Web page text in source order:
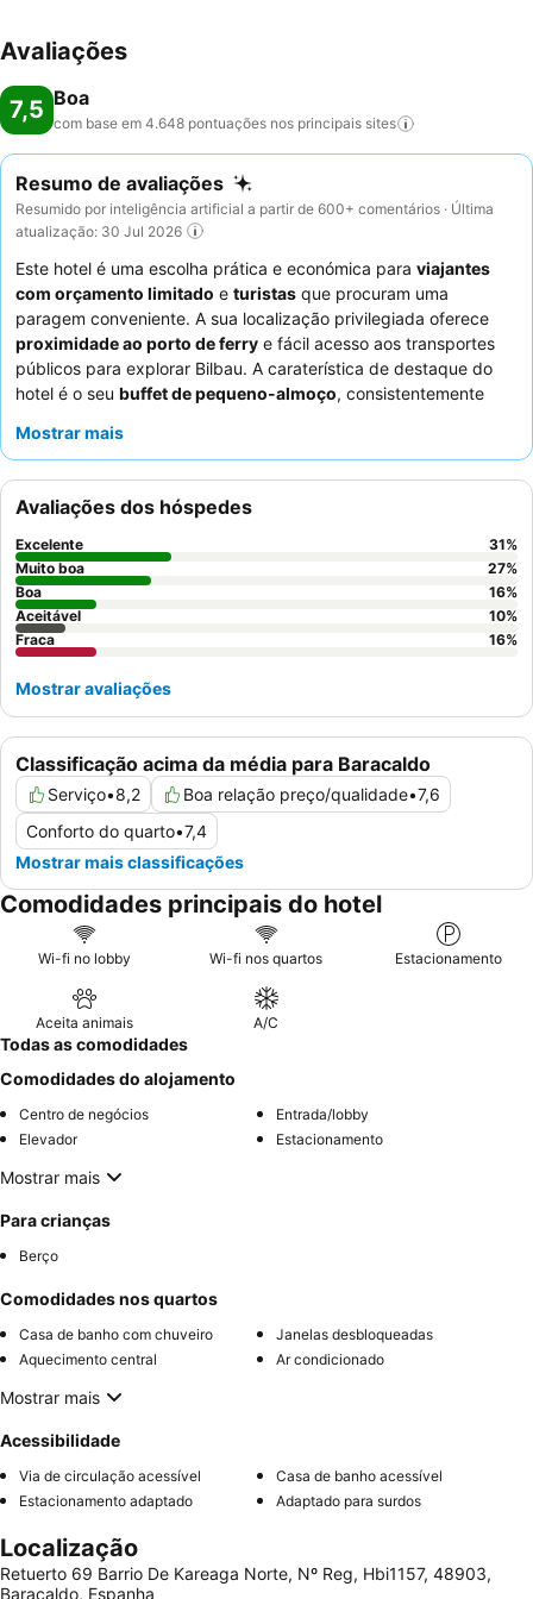
Avaliações
7,5 Boa
com base em 4.648 pontuações nos principais sites
Resumo de avaliações
Resumido por inteligência artificial a partir de 600+ comentários · Última
atualização: 30 Jul 2026
Este hotel é uma escolha prática e económica para viajantes
com orçamento limitado e turistas que procuram uma
paragem conveniente. A sua localização privilegiada oferece
proximidade ao porto de ferry e fácil acesso aos transportes
públicos para explorar Bilbau. A caraterística de destaque do
hotel é o seu buffet de pequeno-almoço, consistentemente
diariamente. Os hóspedes elogiam consistentemente os
disponibilidade para ajudar. Para uma experiência mais
tranquila, os hóspedes devem solicitar um quarto virado para o
jardim.
Mostrar mais
Classificação acima da média para Baracaldo
Serviço•8,2 Boa relação preço/qualidade•7,6
Conforto do quarto•7,4
Mostrar mais classificações
Avaliações dos hóspedes
Excelente 31%
Muito boa
27%
Boa
16%
Aceitável
10%
Fraca
16%
Mostrar avaliações
Comodidades principais do hotel
Wi-fi no lobby Wi-fi nos quartos Estacionamento
Aceita animais A/C
Todas as comodidades
Comodidades do alojamento
Centro de negócios
Entrada/lobby
Elevador
Estacionamento
Mostrar mais
Para crianças
Berço
Comodidades nos quartos
Casa de banho com chuveiro
Janelas desbloqueadas
Aquecimento central
Ar condicionado
Mostrar mais
Acessibilidade
Via de circulação acessível
Casa de banho acessível
Estacionamento adaptado
Adaptado para surdos
Localização
Retuerto 69 Barrio De Kareaga Norte, Nº Reg, Hbi1157, 48903,
Baracaldo, Espanha